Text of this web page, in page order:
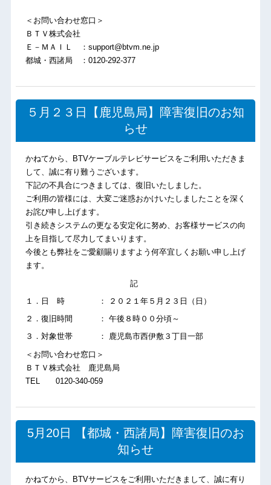
＜お問い合わせ窓口＞
ＢＴＶ株式会社
Ｅ－ＭＡＩＬ ：support@btvm.ne.jp
都城・西諸局 ：0120-292-377
５月２３日【鹿児島局】障害復旧のお知
らせ
かねてから、BTVケーブルテレビサービスをご利用いただきま
して、誠に有り難うございます。
下記の不具合につきましては、復旧いたしました。
ご利用の皆様には、大変ご迷惑おかけいたしましたことを深く
お詫び申し上げます。
引き続きシステムの更なる安定化に努め、お客様サービスの向
上を目指して尽力してまいります。
今後とも弊社をご愛顧賜りますよう何卒宜しくお願い申し上げ
ます。
記
１．日 時 ： ２０２１年５月２３日（日）
２．復旧時間 ： 午後８時００分頃～
３．対象世帯 ： 鹿児島市西伊敷３丁目一部
＜お問い合わせ窓口＞
ＢＴＶ株式会社 鹿児島局
TEL 0120-340-059
5月20日 【都城・西諸局】障害復旧のお
知らせ
かねてから、BTVサービスをご利用いただきまして、誠に有り